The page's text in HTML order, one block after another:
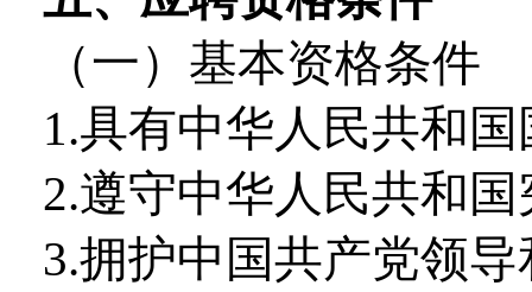
（一）基本资格条件
1.具有中华人民共和
2.遵守中华人民共和
3.拥护中国共产党领